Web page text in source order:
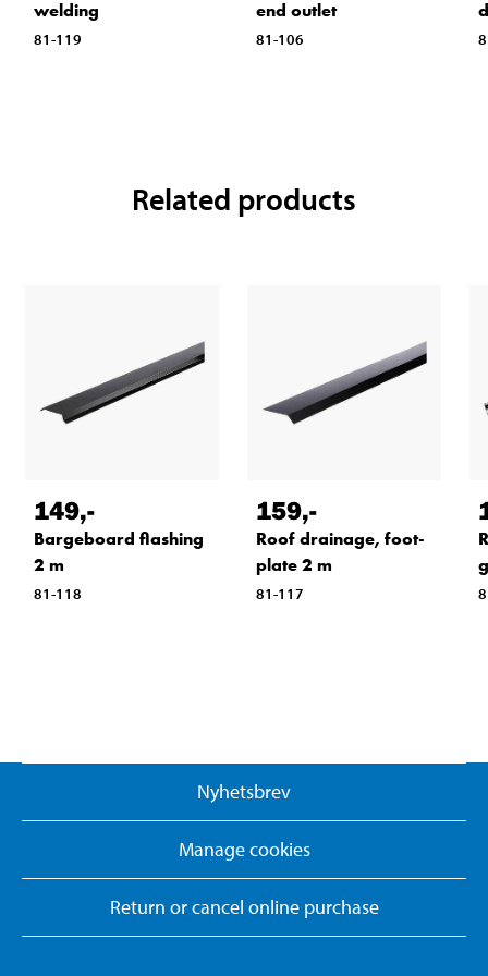
welding
81-119
end outlet
81-106
Related products
149,-
Bargeboard flashing
2 m
81-118
159,-
Roof drainage, foot-
plate 2 m
81-117
Nyhetsbrev
Manage cookies
Return or cancel online purchase